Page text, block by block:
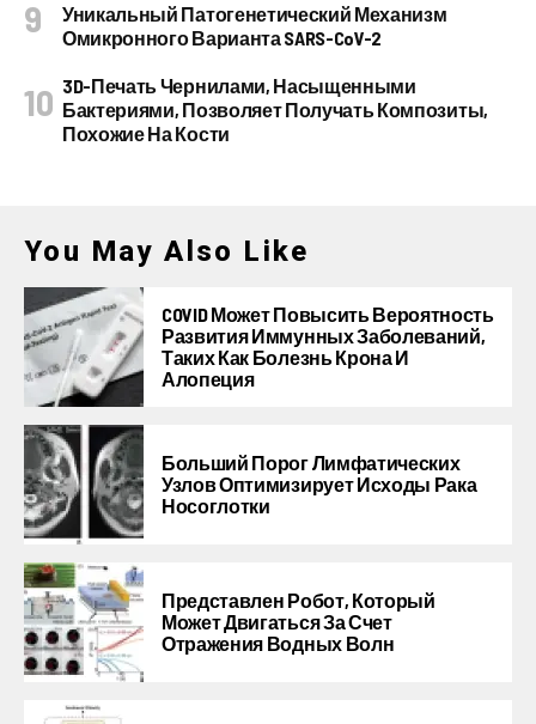
Уникальный Патогенетический Механизм
Омикронного Варианта SARS-CoV-2
3D-Печать Чернилами, Насыщенными
Бактериями, Позволяет Получать Композиты,
Похожие На Кости
You May Also Like
COVID Может Повысить Вероятность
Развития Иммунных Заболеваний,
Таких Как Болезнь Крона И
Алопеция
Больший Порог Лимфатических
Узлов Оптимизирует Исходы Рака
Носоглотки
Представлен Робот, Который
Может Двигаться За Счет
Отражения Водных Волн